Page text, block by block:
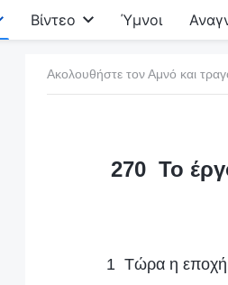
Βίντεο Ύμνοι
Ακολουθήστε τον Αμνό και
270 Το
1 Τώρα η εποχή